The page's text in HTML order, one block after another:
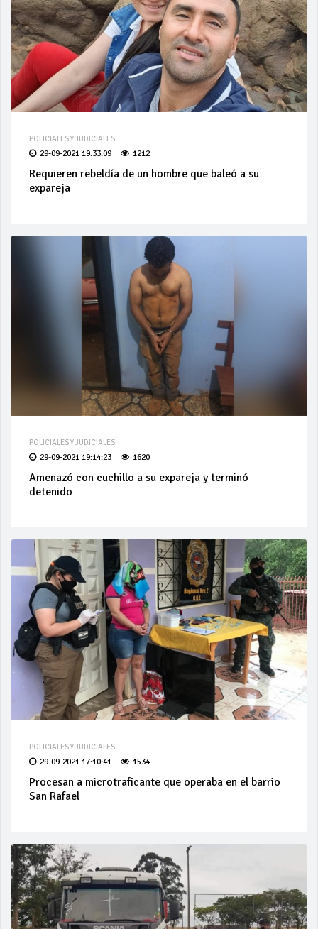
POLICIALES Y JUDICIALES
29-09-2021 19:33:09 1212
Requieren rebeldía de un hombre que baleó a su
expareja
POLICIALES Y JUDICIALES
29-09-2021 19:14:23 1620
Amenazó con cuchillo a su expareja y terminó
detenido
POLICIALES Y JUDICIALES
29-09-2021 17:10:41 1534
Procesan a microtraficante que operaba en el barrio
San Rafael